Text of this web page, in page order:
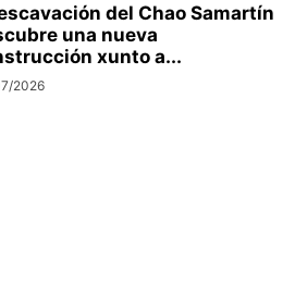
del Chao Samartín
una nueva
xunto a...
2026